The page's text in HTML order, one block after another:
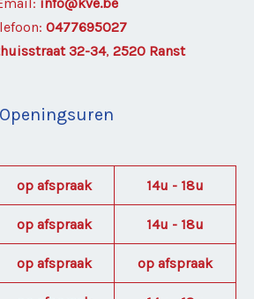
0477695027
32-34, 2520 Ranst
Openingsuren
op afspraak 14u - 18u
op afspraak 14u - 18u
op afspraak op afspraak